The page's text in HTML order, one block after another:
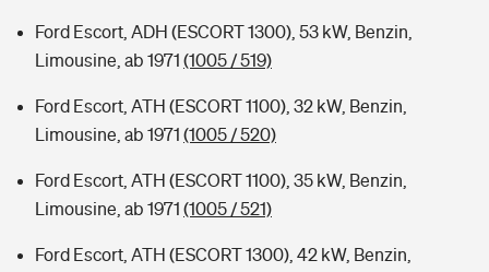
Ford Escort, ADH (ESCORT 1300), 53 kW, Benzin,
Limousine, ab 1971 (1005 / 519)
Ford Escort, ATH (ESCORT 1100), 32 kW, Benzin,
Limousine, ab 1971 (1005 / 520)
Ford Escort, ATH (ESCORT 1100), 35 kW, Benzin,
Limousine, ab 1971 (1005 / 521)
Ford Escort, ATH (ESCORT 1300), 42 kW, Benzin,